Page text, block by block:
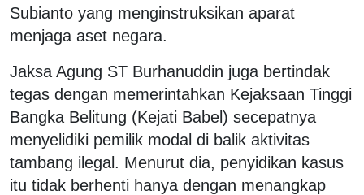
Subianto yang menginstruksikan aparat
menjaga aset negara.
Jaksa Agung ST Burhanuddin juga bertindak
tegas dengan memerintahkan Kejaksaan Tinggi
Bangka Belitung (Kejati Babel) secepatnya
menyelidiki pemilik modal di balik aktivitas
tambang ilegal. Menurut dia, penyidikan kasus
itu tidak berhenti hanya dengan menangkap